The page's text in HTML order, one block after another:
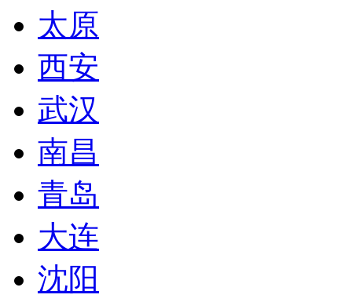
太原
西安
武汉
南昌
青岛
大连
沈阳